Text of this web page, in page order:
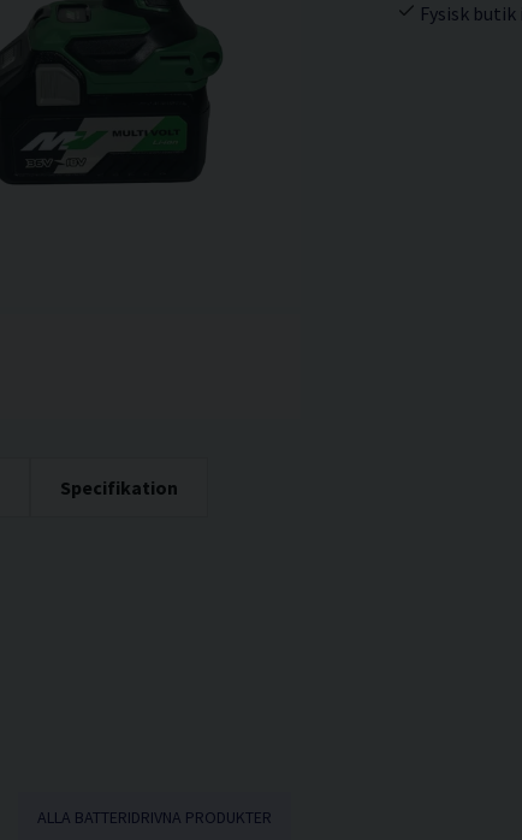
Specifikation
ALLA BATTERIDRIVNA PRODUKTER
Fysisk butik